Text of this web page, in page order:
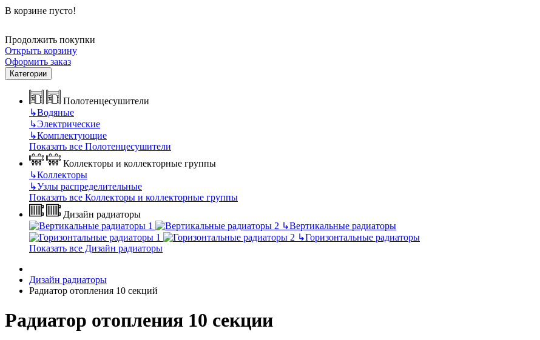
В корзине пусто!
Продолжить покупки
Открыть корзину
Оформить заказ
Категории
Полотенцесушители
↳Водяные
↳Электрические
↳Комплектующие
Показать все Полотенцесушители
Коллекторы и коллекторные группы
↳Коллекторы
↳Узлы распределительные
Показать все Коллекторы и коллекторные группы
Дизайн радиаторы
↳Вертикальные радиаторы
↳Горизонтальные радиаторы
Показать все Дизайн радиаторы
Дизайн радиаторы
Радиатор отопления 10 секций
Радиатор отопления 10 секции